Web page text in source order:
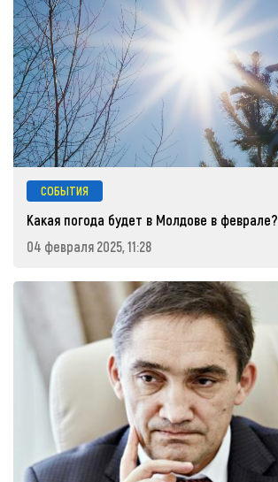
СОБЫТИЯ
Какая погода будет в Молдове в феврале?
04 февраля 2025, 11:28